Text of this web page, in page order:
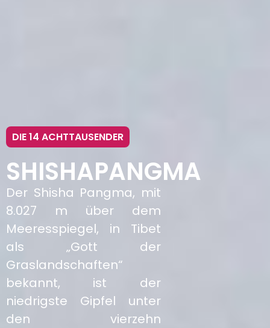
DIE 14 ACHTTAUSENDER
SHISHAPANGMA
Der Shisha Pangma, mit
8.027 m über dem
Meeresspiegel, in Tibet
als „Gott der
Graslandschaften“
bekannt, ist der
niedrigste Gipfel unter
den vierzehn